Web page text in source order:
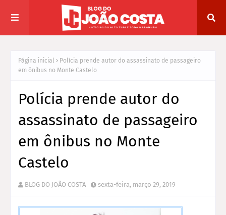
Página inicial
Polícia prende autor do assassinato de passageiro
em ônibus no Monte Castelo
Polícia prende autor do
assassinato de passageiro
em ônibus no Monte
Castelo
BLOG DO JOÃO COSTA sexta-feira, março 29, 2019